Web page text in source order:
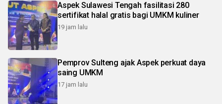
Aspek Sulawesi Tengah fasilitasi 280
sertifikat halal gratis bagi UMKM kuliner
19 jam lalu
Pemprov Sulteng ajak Aspek perkuat daya
saing UMKM
17 jam lalu